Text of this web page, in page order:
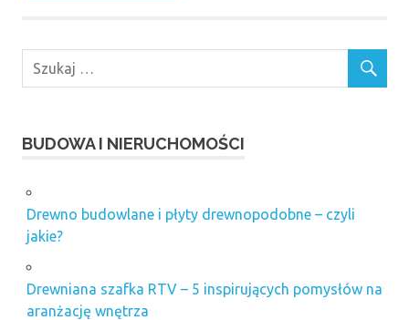
BUDOWA I NIERUCHOMOŚCI
Drewno budowlane i płyty drewnopodobne – czyli
jakie?
Drewniana szafka RTV – 5 inspirujących pomysłów na
aranżację wnętrza